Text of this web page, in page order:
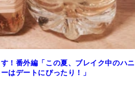
！番外編「この夏、ブレイク中のハニ
はデートにぴったり！」